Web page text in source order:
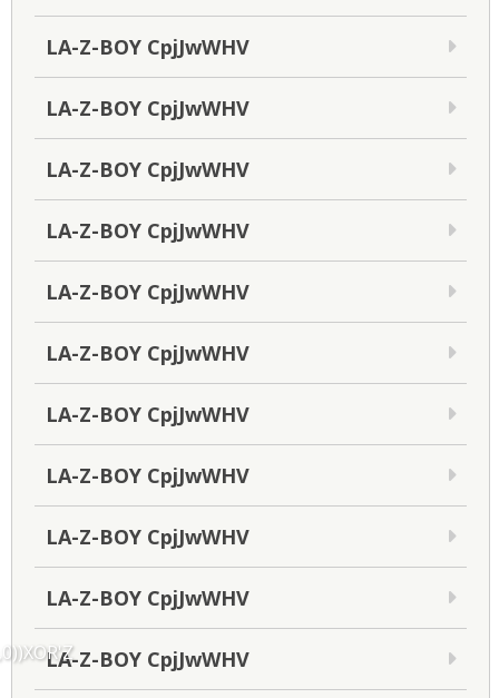
LA-Z-BOY CpjJwWHV
LA-Z-BOY CpjJwWHV
LA-Z-BOY CpjJwWHV
LA-Z-BOY CpjJwWHV
LA-Z-BOY CpjJwWHV
LA-Z-BOY CpjJwWHV
LA-Z-BOY CpjJwWHV
LA-Z-BOY CpjJwWHV
LA-Z-BOY CpjJwWHV
LA-Z-BOY CpjJwWHV
LA-Z-BOY CpjJwWHV